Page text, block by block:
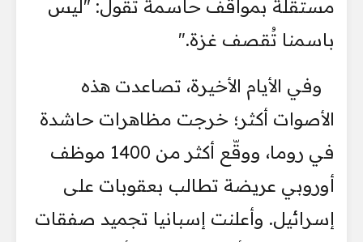
مستقلة بمواقف حاسمة تقول: "ليس
باسمنا تُقصف غزة."
وفي الأيام الأخيرة، تصاعدت هذه
الأصوات أكثر؛ خرجت مظاهرات حاشدة
في روما، ووقّع أكثر من 1400 موظف
أوروبي عريضة تطالب بعقوبات على
إسرائيل. وأعلنت إسبانيا تجميد صفقات